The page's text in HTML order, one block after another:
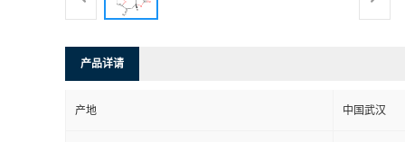
产品详请
产地 中国武汉